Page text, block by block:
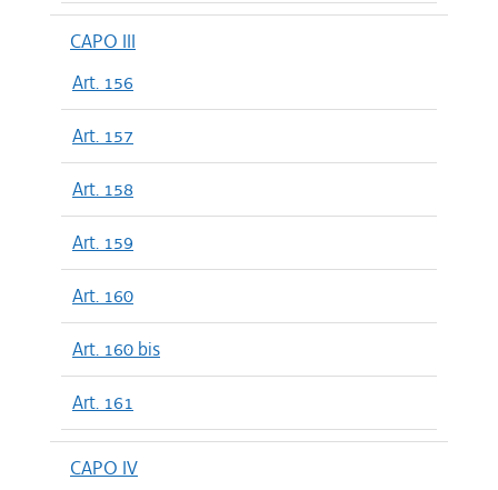
CAPO III
Art. 156
Art. 157
Art. 158
Art. 159
Art. 160
Art. 160 bis
Art. 161
CAPO IV